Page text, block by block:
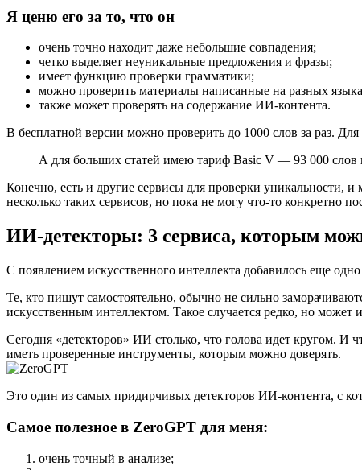
Я ценю его за то, что он
очень точно находит даже небольшие совпадения;
четко выделяет неуникальные предложения и фразы;
имеет функцию проверки грамматики;
можно проверить материалы написанные на разных
также может проверять на содержание ИИ-контента.
В бесплатной версии можно проверить до 1000 слов за раз.
А для больших статей имею тариф Basic V — 93 000 слов
Конечно, есть и другие сервисы для проверки уникальности,
несколько таких сервисов, но пока не могу что-то конкретно
ИИ-детекторы: 3 сервиса, которым
С появлением искусственного интеллекта добавилось еще
Те, кто пишут самостоятельно, обычно не сильно
искусственным интеллектом. Такое случается редко, но может
Сегодня «детекторов» ИИ столько, что голова идет кругом. И
иметь проверенные инструменты, которым можно доверять.
Это один из самых придирчивых детекторов ИИ-контента, с
Самое полезное в ZeroGPT для меня:
очень точный в анализе;